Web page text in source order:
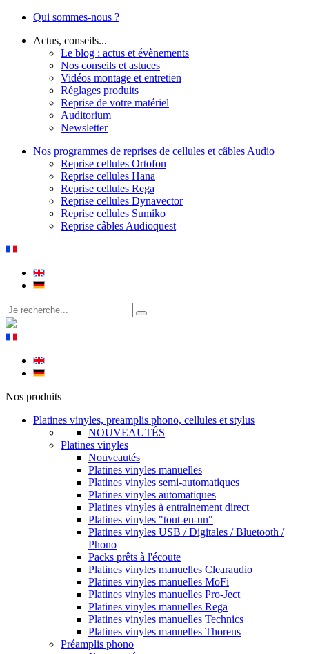
Qui sommes-nous ?
Actus, conseils...
Le blog : actus et évènements
Nos conseils et astuces
Vidéos montage et entretien
Réglages produits
Reprise de votre matériel
Auditorium
Newsletter
Nos programmes de reprises de cellules et câbles Audio
Reprise cellules Ortofon
Reprise cellules Hana
Reprise cellules Rega
Reprise cellules Dynavector
Reprise cellules Sumiko
Reprise câbles Audioquest
Nos produits
Platines vinyles, preamplis phono, cellules et stylus
NOUVEAUTÉS
Platines vinyles
Nouveautés
Platines vinyles manuelles
Platines vinyles semi-automatiques
Platines vinyles automatiques
Platines vinyles à entrainement direct
Platines vinyles "tout-en-un"
Platines vinyles USB / Digitales / Bluetooth /
Phono
Packs prêts à l'écoute
Platines vinyles manuelles Clearaudio
Platines vinyles manuelles MoFi
Platines vinyles manuelles Pro-Ject
Platines vinyles manuelles Rega
Platines vinyles manuelles Technics
Platines vinyles manuelles Thorens
Préamplis phono